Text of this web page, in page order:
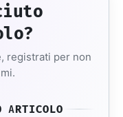
registrati per non
ARTICOLO